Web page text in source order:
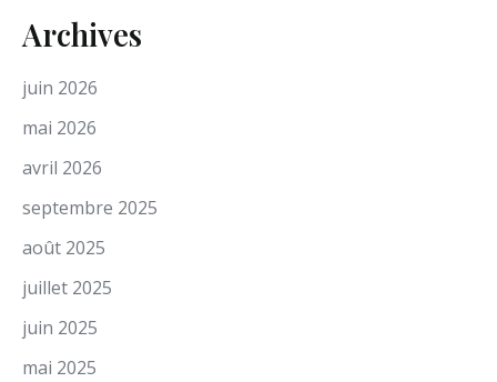
Archives
juin 2026
mai 2026
avril 2026
septembre 2025
août 2025
juillet 2025
juin 2025
mai 2025